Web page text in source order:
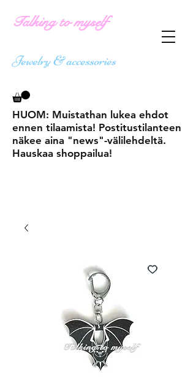
Talking to myself
Jewelry & accessories
HUOM: Muistathan lukea ehdot
ennen tilaamista! Postitustilanteen
näkee aina "news"-välilehdeltä.
Hauskaa shoppailua!